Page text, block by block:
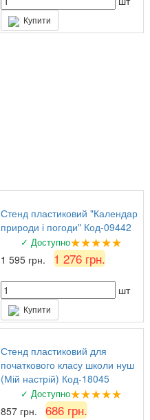
Купити
Стенд пластиковий "Календар
природи і погоди" Код-09442
✓ Доступно★★★★★
1 595 грн. 1 276 грн.
шт
Купити
Стенд пластиковий для
початкового класу школи нуш
(Мій настрій) Код-18045
✓ Доступно★★★★★
857 грн. 686 грн.